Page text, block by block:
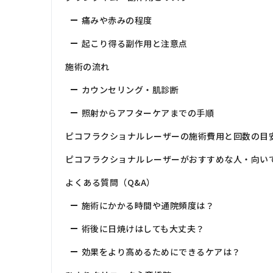
痛みや赤みの程度
起こり得る副作用と注意点
施術の流れ
カウンセリング・肌診断
照射からアフターケアまでの手順
ピコフラクショナルレーザーの施術費用と回数の目
ピコフラクショナルレーザーがおすすめな人・向い
よくある質問（Q&A）
施術にかかる時間や通院頻度は？
術後に日焼けはしても大丈夫？
効果をより高めるためにできるケアは？